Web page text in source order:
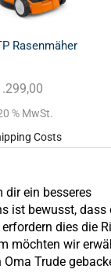
Rasenmäher
% MwSt.
Costs
dir ein besseres
ist bewusst, dass
dies die
möchten wir
Trude